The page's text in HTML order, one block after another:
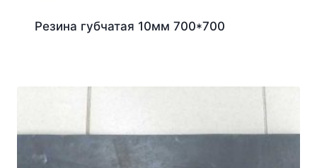
Резина губчатая 10мм 700*700